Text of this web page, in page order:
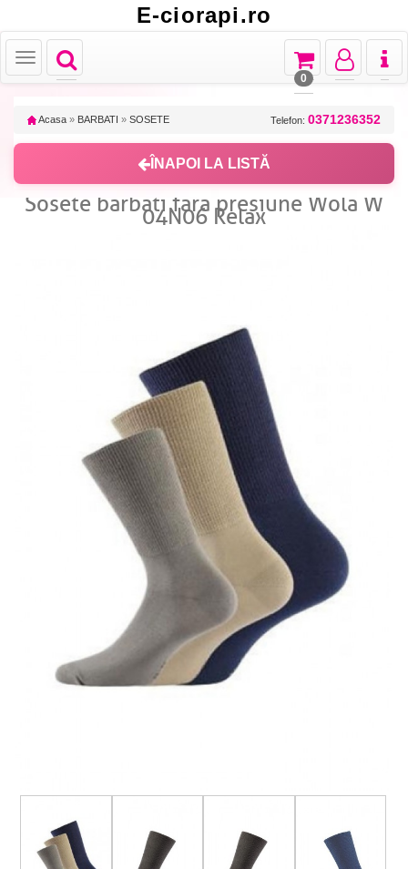
E-ciorapi.ro
Toggle
navigation
Toggle
Toggle
navigation
Toggle
navigation
Toggle
navigation
0
Acasa » BARBATI » SOSETE Telefon: 0371236352
ÎNAPOI LA LISTĂ
Sosete barbati fara presiune Wola W
04N06 Relax